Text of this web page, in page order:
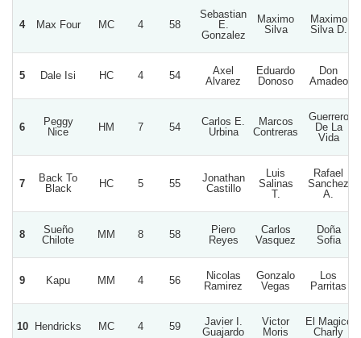
4 Max Four MC 4 58
Sebastian
E.
Gonzalez
Maximo
Silva
Maximo
Silva D.
5 Dale Isi HC 4 54
Axel
Alvarez
Eduardo
Donoso
Don
Amadeo
6
Peggy
Nice
HM 7 54
Carlos E.
Urbina
Marcos
Contreras
Guerrero
De La
Vida
7
Back To
Black
HC 5 55
Jonathan
Castillo
Luis
Salinas
T.
Rafael
Sanchez
A.
8
Sueño
Chilote
MM 8 58
Piero
Reyes
Carlos
Vasquez
Doña
Sofia
9 Kapu MM 4 56
Nicolas
Ramirez
Gonzalo
Vegas
Los
Parritas
10 Hendricks MC 4 59
Javier I.
Guajardo
Victor
Moris
El Magico
Charly